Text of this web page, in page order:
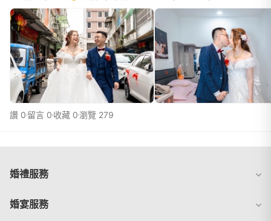
還一直安撫我這個焦慮的新娘，以及跟我一起捉弄老...
讚 0 留言 0 收藏 0瀏覽 279
婚禮服務
婚宴服務